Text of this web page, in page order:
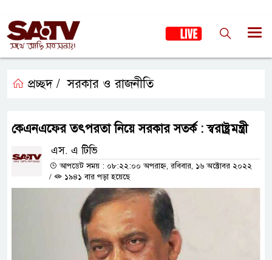
প্রচ্ছদ / সরকার ও রাজনীতি
কেএনএফের তৎপরতা নিয়ে সরকার সতর্ক : স্বরাষ্ট্রমন্ত্রী
এস. এ টিভি
আপডেট সময় : ০৮:২২:০০ অপরাহ্ন, রবিবার, ১৬ অক্টোবর ২০২২
/
১৯৪১ বার পড়া হয়েছে